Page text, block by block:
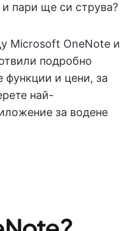
пари ще си струва?
Microsoft OneNote и
подробно
функции и цени, за
най-
за водене